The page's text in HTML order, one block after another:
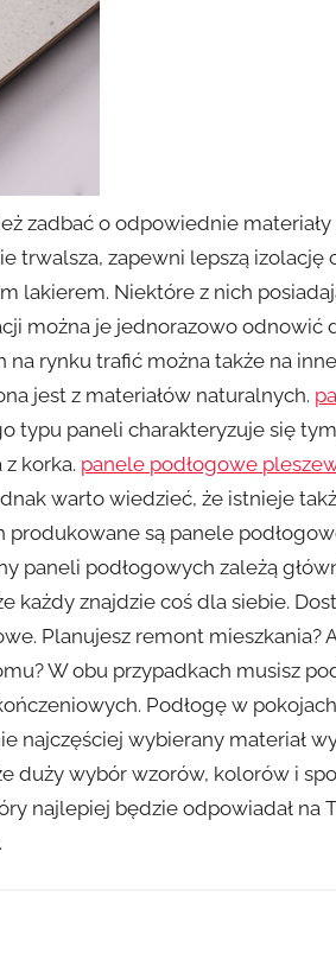
zadbać o odpowiednie
trwalsza, zapewni lepszą izolację
lakierem. Niektóre z nich
można je jednorazowo odnowić
rynku trafić można także na
jest z materiałów naturalnych.
typu paneli charakteryzuje się
korka. panele podłogowe
warto wiedzieć, że istnieje
produkowane są panele
paneli podłogowych zależą
każdy znajdzie coś dla siebie.
Planujesz remont mieszkania?
W obu przypadkach musisz
Podłogę w
najczęściej wybierany materiał
duży wybór wzorów, kolorów i
najlepiej będzie odpowiadał na